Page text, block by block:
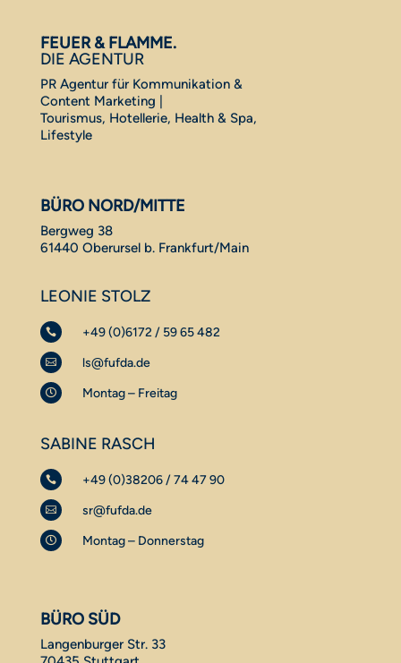
FEUER & FLAMME.
DIE AGENTUR
PR Agentur für Kommunikation &
Content Marketing |
Tourismus, Hotellerie, Health & Spa,
Lifestyle
BÜRO NORD/MITTE
Bergweg 38
61440 Oberursel b. Frankfurt/Main
LEONIE STOLZ
 +49 (0)6172 / 59 65 482
 ls@fufda.de
 Montag – Freitag
SABINE RASCH
 +49 (0)38206 / 74 47 90
 sr@fufda.de
 Montag – Donnerstag
BÜRO SÜD
Langenburger Str. 33